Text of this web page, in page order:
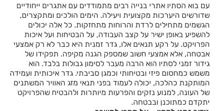
עם בוא הסתיו אתרי בנייה רבים מתמודדים עם אתגרים ייחודיים
שדורשים היערכות מקצועית ויעילה. הימים הולכים ומתקצרים,
הגשמים מתחילים לרדת והרוחות מתחזקות. כל אלה יכולים
להשפיע באופן ישיר על קצב העבודה, על הבטיחות ועל איכות
הפרויקט. על רקע תנאים אלו, גדר זמנית היא כבר לא רק אמצעי
אבטחה, אלא אמצעי חשוב שמספק הגנה מקיפה. תפקידו של
גידור זמני לסתיו הוא הרבה מעבר לסימון גבולות בלבד. הוא
משמש כמחסום פיזי ובטיחותי וכמגן סביבתי. גדר איכותית ועמידה
המותקנת כהלכה, יכולה לעמוד בפני תנאי מזג האוויר המשתנים
של העונה, למנוע נזקים והפרעות מיותרות ולהבטיח שהפרויקט
יתקדם כמתוכנן ובבטחה.